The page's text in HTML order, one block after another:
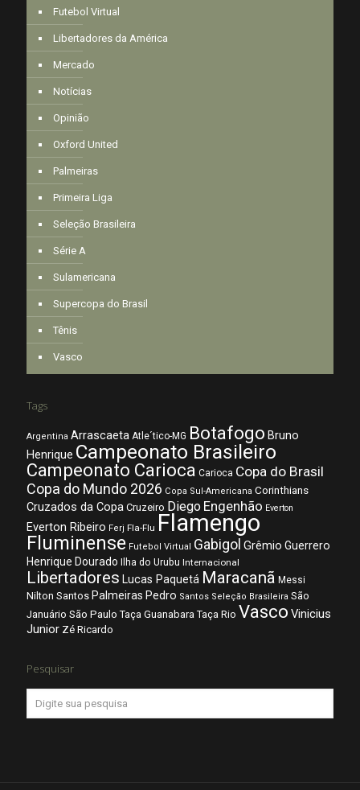
Futebol Virtual
Libertadores da América
Mercado
Notícias
Opinião
Oxford United
Palmeiras
Primeira Liga
Seleção Brasileira
Série A
Sulamericana
Supercopa do Brasil
Tênis
Vasco
Tags
Argentina Arrascaeta Atle´tico-MG Botafogo Bruno
Henrique Campeonato Brasileiro
Campeonato Carioca Carioca Copa do Brasil
Copa do Mundo 2026 Copa Sul-Americana Corinthians
Cruzados da Copa Cruzeiro Diego Engenhão Everton
Everton Ribeiro Ferj Fla-Flu Flamengo
Fluminense Futebol Virtual Gabigol Grêmio Guerrero
Henrique Dourado Ilha do Urubu Internacional
Libertadores Lucas Paquetá Maracanã Messi
Nilton Santos Palmeiras Pedro Santos Seleção Brasileira São
Januário São Paulo Taça Guanabara Taça Rio Vasco Vinicius
Junior Zé Ricardo
Pesquisar